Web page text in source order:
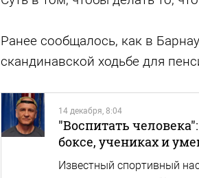
Ранее сообщалось, как в
скандинавской ходьбе для
14 декабря, 8:04
"Воспитать
боксе, учениках и
Известный спортивный